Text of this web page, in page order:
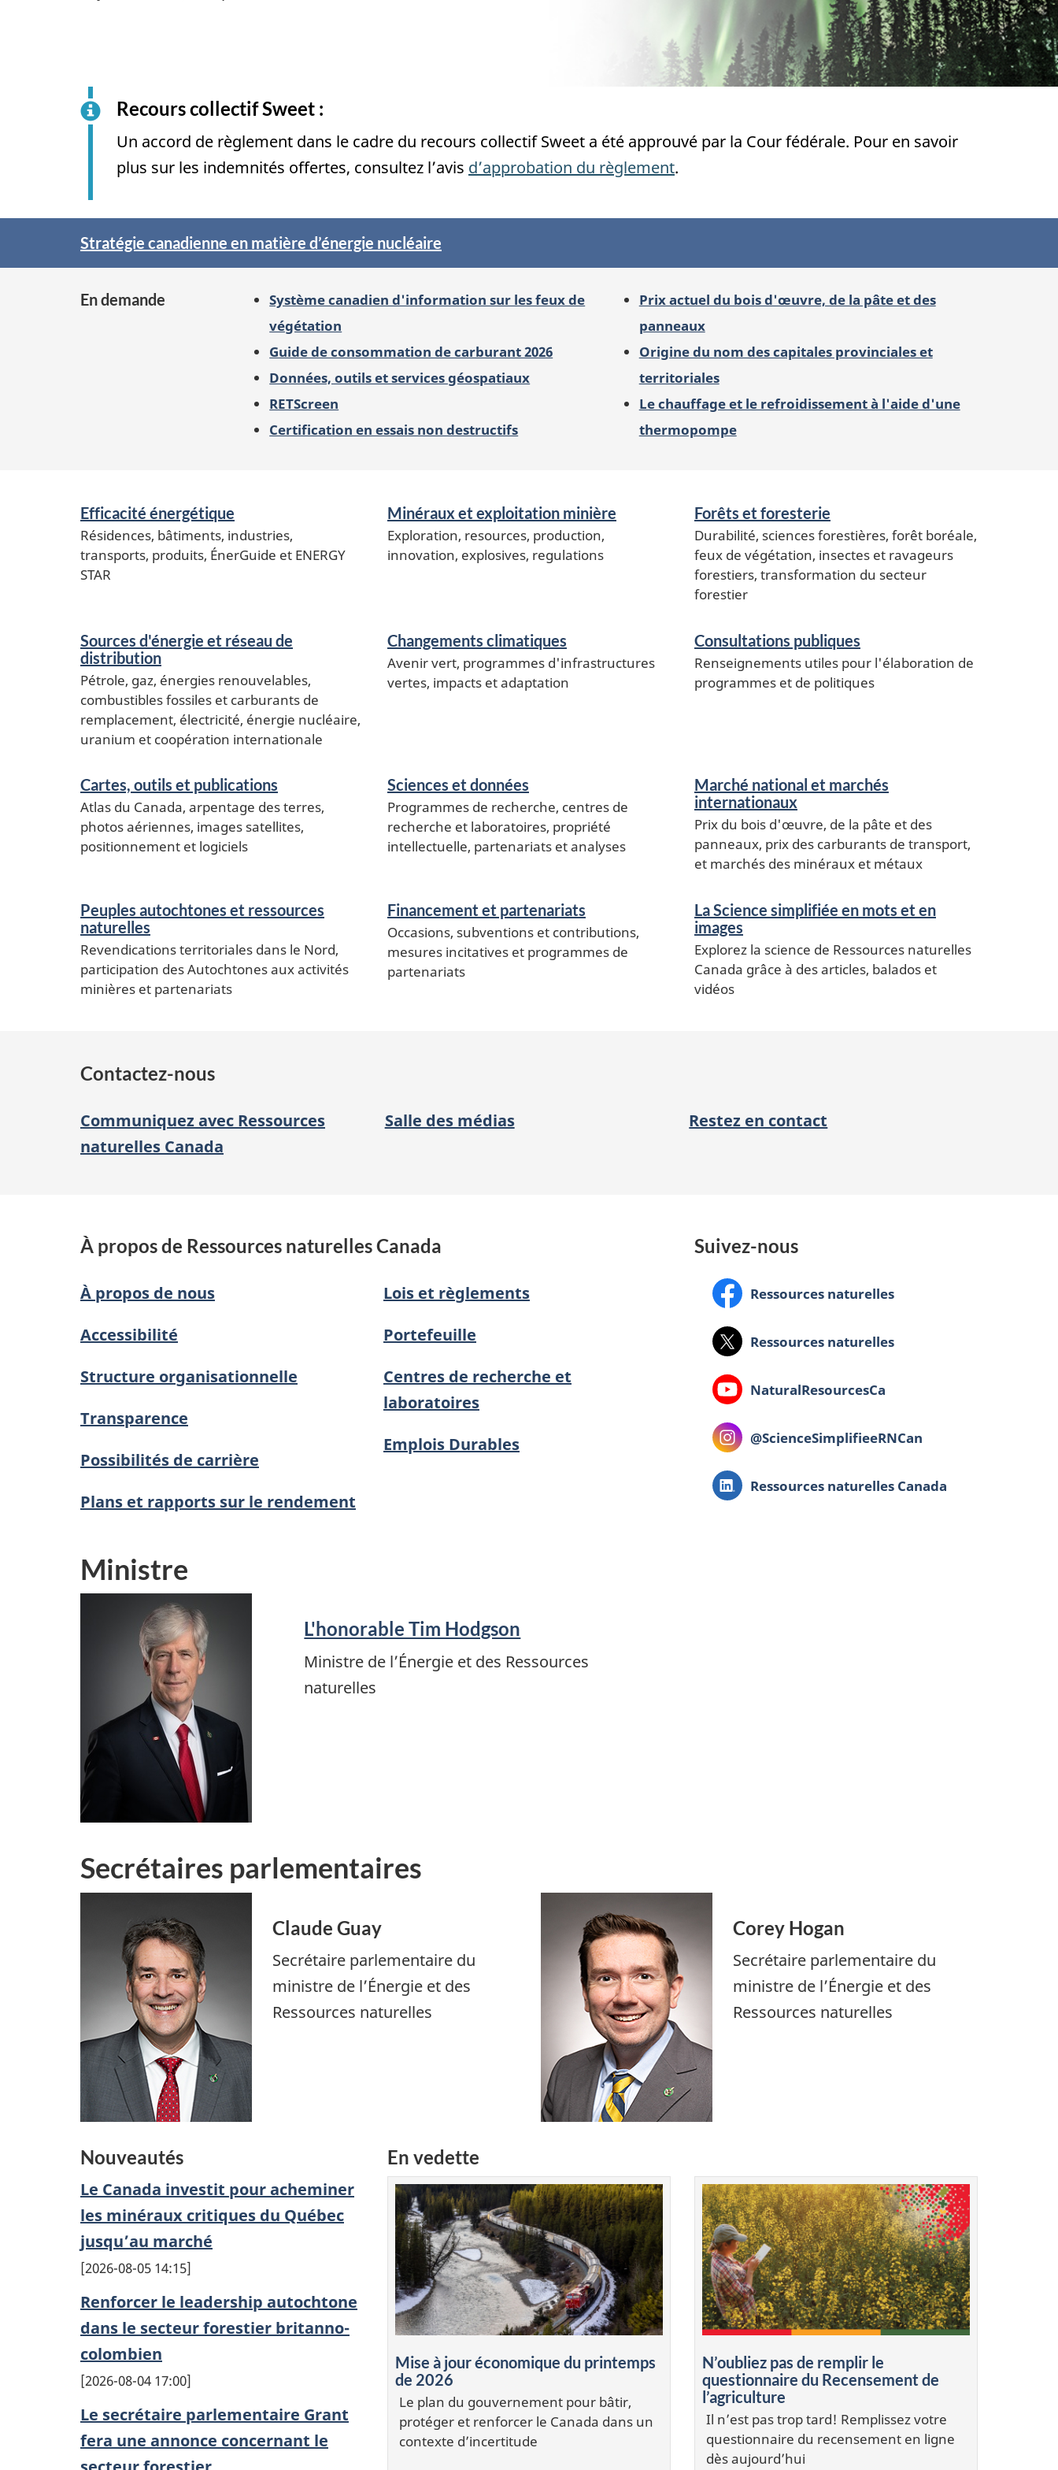
Recours collectif Sweet :
Un accord de règlement dans le cadre du recours collectif Sweet a été approuvé par la Cour fédérale. Pour en savoir
plus sur les indemnités offertes, consultez l’avis d’approbation du règlement.
Pleins
feux
sur
Stratégie canadienne en matière d’énergie nucléaire
En demande
Système canadien d'information sur les feux de
végétation
Guide de consommation de carburant 2026
Données, outils et services géospatiaux
RETScreen
Certification en essais non destructifs
Prix actuel du bois d'œuvre, de la pâte et des
panneaux
Origine du nom des capitales provinciales et
territoriales
Le chauffage et le refroidissement à l'aide d'une
thermopompe
Services
et
renseignements
Efficacité énergétique
Résidences, bâtiments, industries,
transports, produits, ÉnerGuide et ENERGY
STAR
Minéraux et exploitation minière
Exploration, resources, production,
innovation, explosives, regulations
Forêts et foresterie
Durabilité, sciences forestières, forêt boréale,
feux de végétation, insectes et ravageurs
forestiers, transformation du secteur
forestier
Sources d'énergie et réseau de
distribution
Pétrole, gaz, énergies renouvelables,
combustibles fossiles et carburants de
remplacement, électricité, énergie nucléaire,
uranium et coopération internationale
Changements climatiques
Avenir vert, programmes d'infrastructures
vertes, impacts et adaptation
Consultations publiques
Renseignements utiles pour l'élaboration de
programmes et de politiques
Cartes, outils et publications
Atlas du Canada, arpentage des terres,
photos aériennes, images satellites,
positionnement et logiciels
Sciences et données
Programmes de recherche, centres de
recherche et laboratoires, propriété
intellectuelle, partenariats et analyses
Marché national et marchés
internationaux
Prix du bois d'œuvre, de la pâte et des
panneaux, prix des carburants de transport,
et marchés des minéraux et métaux
Peuples autochtones et ressources
naturelles
Revendications territoriales dans le Nord,
participation des Autochtones aux activités
minières et partenariats
Financement et partenariats
Occasions, subventions et contributions,
mesures incitatives et programmes de
partenariats
La Science simplifiée en mots et en
images
Explorez la science de Ressources naturelles
Canada grâce à des articles, balados et
vidéos
Contactez-nous
Communiquez avec Ressources
naturelles Canada
Salle des médias Restez en contact
À propos de Ressources naturelles Canada
À propos de nous
Accessibilité
Structure organisationnelle
Transparence
Possibilités de carrière
Plans et rapports sur le rendement
Lois et règlements
Portefeuille
Centres de recherche et
laboratoires
Emplois Durables
Suivez-nous
Facebook:Ressources naturelles
X: Ressources naturelles
Youtube:NaturalResourcesCa
Instagram:@ScienceSimplifieeRNCan
LinkedIn:Ressources naturelles Canada
Ministre
L'honorable Tim Hodgson
Ministre de l’Énergie et des Ressources
naturelles
Secrétaires parlementaires
Claude Guay
Secrétaire parlementaire du
ministre de l’Énergie et des
Ressources naturelles
Corey Hogan
Secrétaire parlementaire du
ministre de l’Énergie et des
Ressources naturelles
Nouveautés
Le Canada investit pour acheminer
les minéraux critiques du Québec
jusqu’au marché
2026-08-05 14:15
Renforcer le leadership autochtone
dans le secteur forestier britanno-
colombien
2026-08-04 17:00
Le secrétaire parlementaire Grant
fera une annonce concernant le
En vedette
Mise à jour économique du printemps
de 2026
Le plan du gouvernement pour bâtir,
protéger et renforcer le Canada dans un
contexte d’incertitude
N’oubliez pas de remplir le
questionnaire du Recensement de
l’agriculture
Il n’est pas trop tard! Remplissez votre
questionnaire du recensement en ligne
dès aujourd’hui